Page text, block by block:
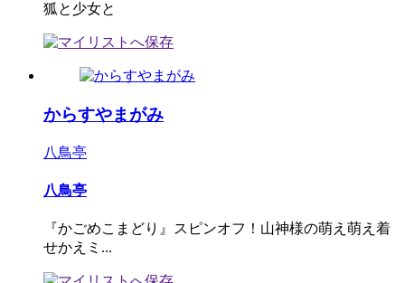
狐と少女と
からすやまがみ
八鳥亭
八鳥亭
『かごめこまどり』スピンオフ！山神様の萌え萌え着
せかえミ...